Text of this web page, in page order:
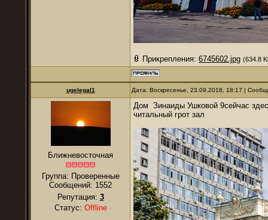
Прикрепления: 6745602.jpg (634.8
ugelegal1 Дата: Воскресенье, 23.09.2018, 18:17 |
Ближневосточная
Группа: Проверенные
Сообщений: 1552
Репутация: 3
Статус: Offline
Дом Зинаиды Ушковой 9сейчас
читальный грот зал